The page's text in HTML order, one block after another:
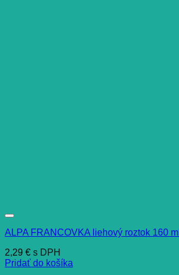
ALPA FRANCOVKA liehový roztok 160 ml
2,29 € s DPH
Pridať do košíka